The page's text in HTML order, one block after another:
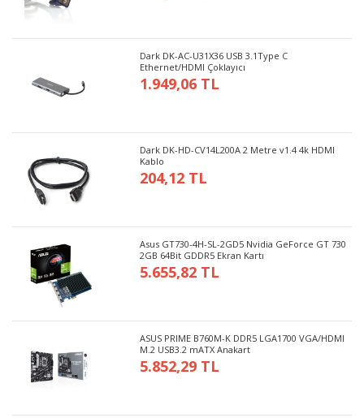
Dark DK-AC-U31X36 USB 3.1Type C
Ethernet/HDMI Çoklayıcı
1.949,06 TL
Dark DK-HD-CV14L200A 2 Metre v1.4 4k HDMI
Kablo
204,12 TL
Asus GT730-4H-SL-2GD5 Nvidia GeForce GT 730
2GB 64Bit GDDR5 Ekran Kartı
5.655,82 TL
ASUS PRIME B760M-K DDR5 LGA1700 VGA/HDMI
M.2 USB3.2 mATX Anakart
5.852,29 TL